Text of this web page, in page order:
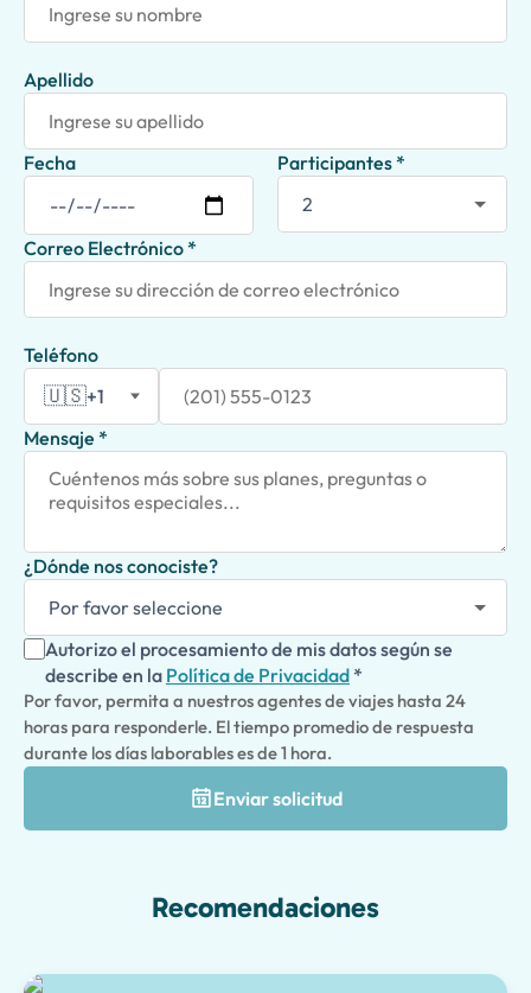
Apellido
Fecha Participantes *
Correo Electrónico *
Teléfono
🇺🇸+1
Mensaje *
¿Dónde nos conociste?
Autorizo el procesamiento de mis datos según se
describe en la Política de Privacidad *
Por favor, permita a nuestros agentes de viajes hasta 24
horas para responderle. El tiempo promedio de respuesta
durante los días laborables es de 1 hora.
Enviar solicitud
Recomendaciones